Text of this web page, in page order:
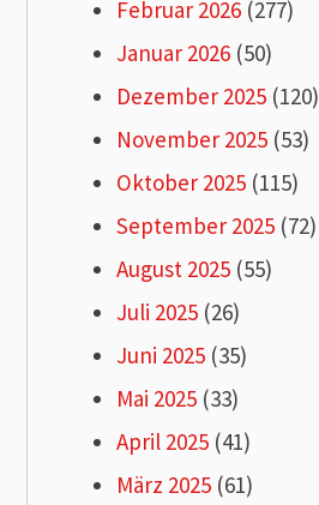
Februar 2026 (277)
Januar 2026 (50)
Dezember 2025 (120)
November 2025 (53)
Oktober 2025 (115)
September 2025 (72)
August 2025 (55)
Juli 2025 (26)
Juni 2025 (35)
Mai 2025 (33)
April 2025 (41)
März 2025 (61)